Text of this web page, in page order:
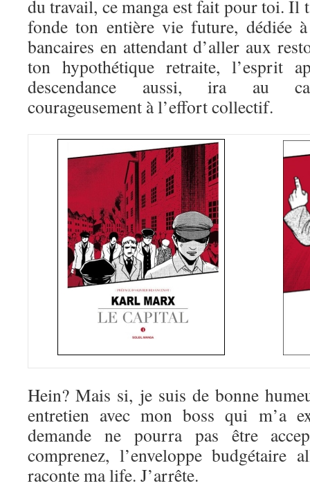
du travail, ce manga est fait pour toi. Il
fonde ton entière vie future, dédiée
bancaires en attendant d’aller aux
ton hypothétique retraite, l’esprit
descendance aussi, ira au
courageusement à l’effort collectif.
Hein? Mais si, je suis de bonne
entretien avec mon boss qui m’a
demande ne pourra pas être
comprenez, l’enveloppe budgétaire
raconte ma life. J’arrête.